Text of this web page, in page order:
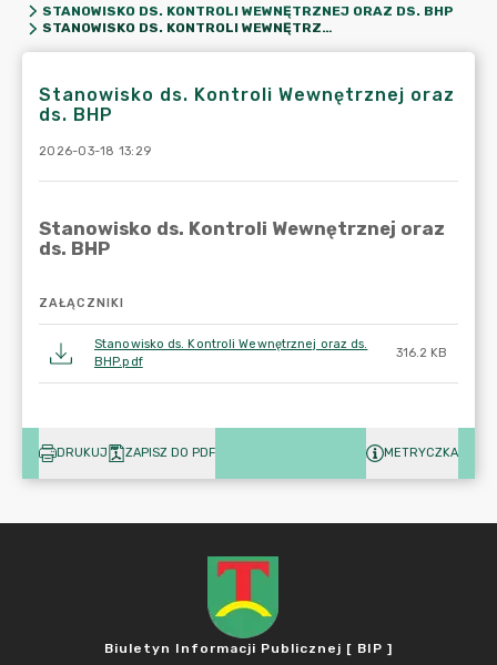
STANOWISKO DS. KONTROLI WEWNĘTRZNEJ ORAZ DS. BHP
STANOWISKO DS. KONTROLI WEWNĘTRZNEJ ORAZ DS. BHP
Stanowisko ds. Kontroli Wewnętrznej oraz
ds. BHP
2026-03-18 13:29
ZAŁĄCZNIKI
Stanowisko ds. Kontroli Wewnętrznej oraz ds.
BHP.pdf
316.2 KB
DRUKUJ ZAPISZ DO PDF METRYCZKA
Biuletyn Informacji Publicznej [ BIP ]